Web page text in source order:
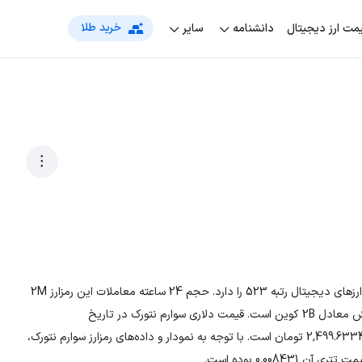
ارز دیجیتال دانشنامه سایر خرید طلا
رمزارز سوارم نتورک با نماد اختصاری TRUTH، در بین لیست جهانی ارزهای دیجیتال رتبه 523 را دارد. حجم 24 ساعته معاملات این رمزارز 2M
است. تعداد کل سکه‌ها 10B و در حال حاضر، تعداد سکه‌های در گردش معادل 2B کوین است. قیمت دلاری سوارم نتورک در تاریخ
1405/05/18، 0.013436 دلار و قیمت تومانی ارز TRUTH معادل 2,499.63344 تومان است. با توجه به نمودار و داده‌های رمزارز سوارم نتورک،